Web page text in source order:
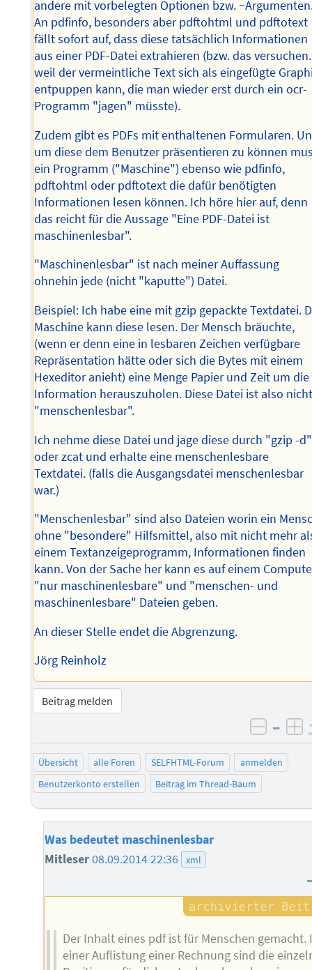
andere mit vorbelegten Optionen bzw.
An pdfinfo, besonders aber pdftohtml und pdftotext
fällt sofort auf, dass diese tatsächlich Informationen
aus einer PDF-Datei extrahieren (bzw. das versuchen.
weil der vermeintliche Text sich als eingefügte
entpuppen kann, die man wieder erst durch ein ocr-
Programm "jagen" müsste).
Zudem gibt es PDFs mit enthaltenen Formularen.
um diese dem Benutzer präsentieren zu können
ein Programm ("Maschine") ebenso wie pdfinfo,
pdftohtml oder pdftotext die dafür benötigten
Informationen lesen können. Ich höre hier auf, denn
das reicht für die Aussage "Eine PDF-Datei ist
maschinenlesbar".
"Maschinenlesbar" ist nach meiner Auffassung
ohnehin jede (nicht "kaputte") Datei.
Beispiel: Ich habe eine mit gzip gepackte Textdatei.
Maschine kann diese lesen. Der Mensch bräuchte,
(wenn er denn eine in lesbaren Zeichen verfügbare
Repräsentation hätte oder sich die Bytes mit einem
Hexeditor anieht) eine Menge Papier und Zeit um die
Information herauszuholen. Diese Datei ist also
"menschenlesbar".
Ich nehme diese Datei und jage diese durch "gzip -d"
oder zcat und erhalte eine menschenlesbare
Textdatei. (falls die Ausgangsdatei menschenlesbar
war.)
"Menschenlesbar" sind also Dateien worin ein
ohne "besondere" Hilfsmittel, also mit nicht mehr
einem Textanzeigeprogramm, Informationen finden
kann. Von der Sache her kann es auf einem
"nur maschinenlesbare" und "menschen- und
maschinenlesbare" Dateien geben.
An dieser Stelle endet die Abgrenzung.
Jörg Reinholz
Beitrag melden
–
Übersicht alle Foren SELFHTML-Forum
anmelden
Benutzerkonto erstellen
Beitrag im Thread-Baum
Was bedeutet maschinenlesbar
Mitleser08.09.2014 22:36 xml
Der Inhalt eines pdf ist für Menschen gemacht.
einer Auflistung einer Rechnung sind die